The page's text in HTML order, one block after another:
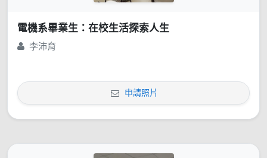
電機系畢業生：在校生活探索人生
李沛育
申請照片